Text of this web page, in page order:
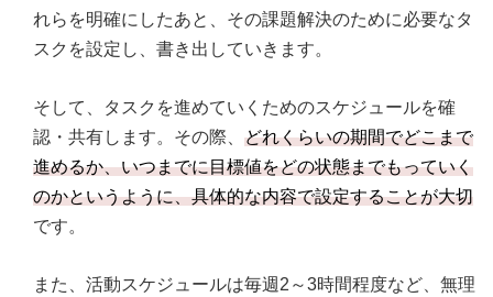
れらを明確にしたあと、その課題解決のために必要なタ
スクを設定し、書き出していきます。
そして、タスクを進めていくためのスケジュールを確
認・共有します。その際、 どれくらいの期間でどこまで
進めるか、いつまでに目標値をどの状態までもっていく
のかというように、具体的な内容で設定することが大切
です。
また、活動スケジュールは毎週2～3時間程度など、無理